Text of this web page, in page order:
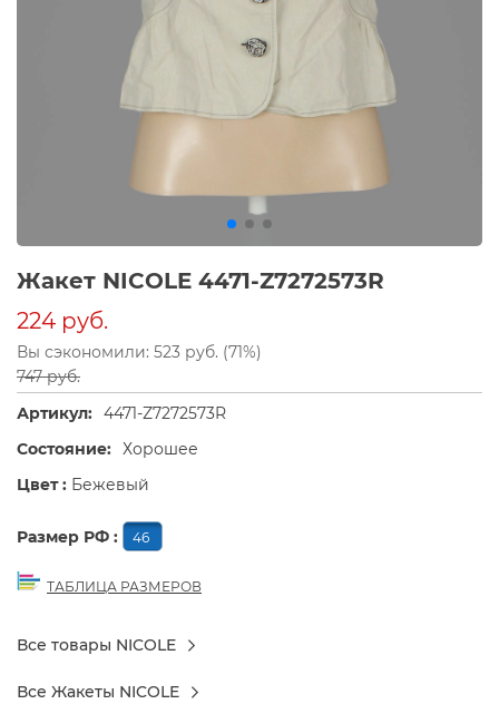
Жакет NICOLE 4471-Z7272573R
224 руб.
Вы сэкономили: 523 руб. (71%)
747 руб.
Артикул: 4471-Z7272573R
Состояние: Хорошее
Цвет : Бежевый
Размер РФ : 46
ТАБЛИЦА РАЗМЕРОВ
Все товары NICOLE
Все Жакеты NICOLE